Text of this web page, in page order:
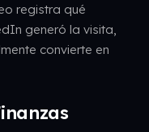
registra qué
generó la visita,
convierte en